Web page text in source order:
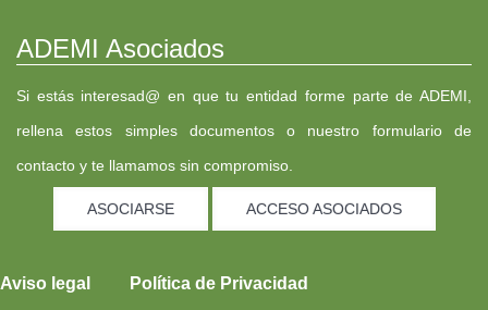
ADEMI Asociados
Si estás interesad@ en que tu entidad forme parte de ADEMI,
rellena estos simples documentos o nuestro formulario de
contacto y te llamamos sin compromiso.
ASOCIARSE ACCESO ASOCIADOS
Aviso legal Política de Privacidad